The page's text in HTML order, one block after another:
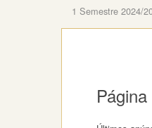
1 Semestre 2024/